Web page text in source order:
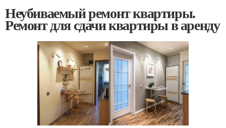
Неубиваемый ремонт квартиры.
Ремонт для сдачи квартиры в аренду